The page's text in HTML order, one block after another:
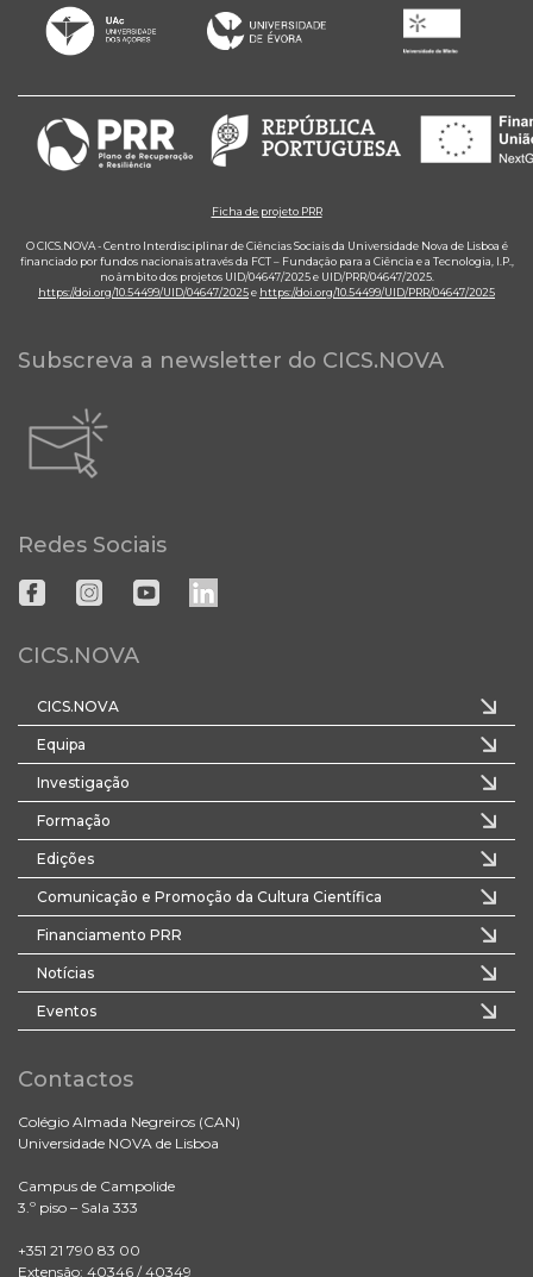
Ficha de projeto PRR
O CICS.NOVA - Centro Interdisciplinar de Ciências Sociais da Universidade Nova de Lisboa é
financiado por fundos nacionais através da FCT – Fundação para a Ciência e a Tecnologia, I.P.,
no âmbito dos projetos UID/04647/2025 e UID/PRR/04647/2025.
https://doi.org/10.54499/UID/04647/2025e https://doi.org/10.54499/UID/PRR/04647/2025
Subscreva a newsletter do CICS.NOVA
Redes Sociais
CICS.NOVA
CICS.NOVA
Equipa
Investigação
Formação
Edições
Comunicação e Promoção da Cultura Científica
Financiamento PRR
Notícias
Eventos
Contactos
Colégio Almada Negreiros (CAN)
Universidade NOVA de Lisboa
Campus de Campolide
3.º piso – Sala 333
+351 21 790 83 00
Extensão: 40346 / 40349